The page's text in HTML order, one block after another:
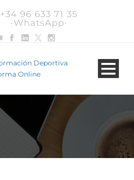
+34 96 633 71 35
·WhatsApp·